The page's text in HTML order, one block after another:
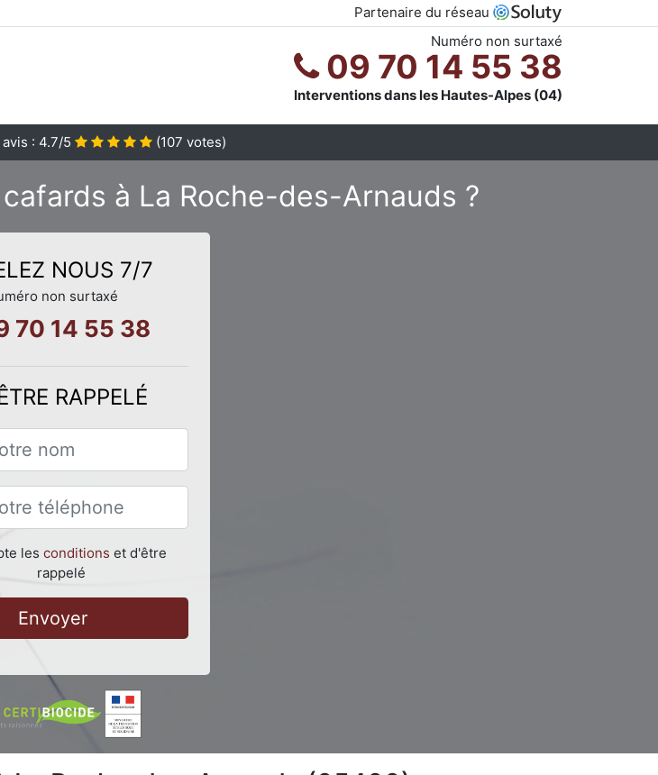
Partenaire du réseau
Numéro non surtaxé
09 70 14 55 38
Interventions dans les Hautes-Alpes (04)
: 4.7/5 (107 votes)
à La Roche-des-Arnauds ?
NOUS 7/7
non surtaxé
70 14 55 38
RAPPELÉ
les conditions et d'être
rappelé
Envoyer